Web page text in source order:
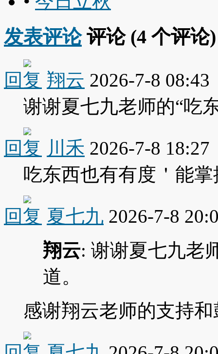
发表评论评论 (4 个评论)
回复 翔云 2026-7-8 08:43
谢谢夏七九老师的“吃
回复 川禾 2026-7-8 18:27
吃东西也有有度＇能
回复 夏七九 2026-7-8
翔云: 谢谢夏七九老
道。
感谢翔云老师的支持